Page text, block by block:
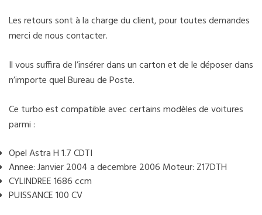
Les retours sont à la charge du client, pour toutes demandes
merci de nous contacter.
Il vous suffira de l’insérer dans un carton et de le déposer dans
n’importe quel Bureau de Poste.
Ce turbo est compatible avec certains modèles de voitures
parmi :
Opel Astra H 1.7 CDTI
Annee: Janvier 2004 a decembre 2006 Moteur: Z17DTH
CYLINDREE 1686 ccm
PUISSANCE 100 CV